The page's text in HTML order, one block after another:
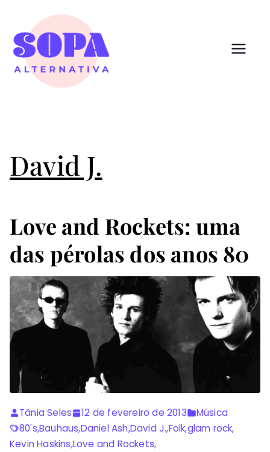
conteúdo
David J.
Love and Rockets: uma
das pérolas dos anos 80
Tânia Seles 12 de fevereiro de 2013
Música
80's,Bauhaus,Daniel Ash,David J.,Folk,glam rock,
Kevin Haskins,Love and Rockets,